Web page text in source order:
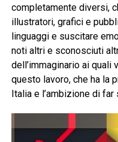
completamente diversi,
illustratori, grafici e
linguaggi e suscitare
noti altri e sconosciuti
dell’immaginario ai
questo lavoro, che ha la
Italia e l’ambizione di far